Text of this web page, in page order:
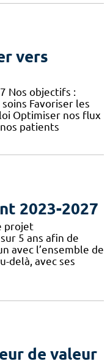
vers
Nos objectifs :
Favoriser les
Optimiser nos flux
patients
2023-2027
projet
5 ans afin de
avec l’ensemble de
delà, avec ses
de valeur